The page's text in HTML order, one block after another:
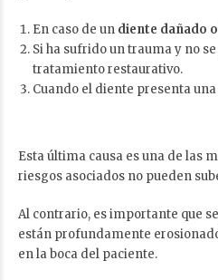
En caso de un diente dañado
Si ha sufrido un trauma y no
tratamiento restaurativo.
Cuando el diente presenta
Esta última causa es una de las
riesgos asociados no pueden
Al contrario, es importante que
están profundamente
en la boca del paciente.